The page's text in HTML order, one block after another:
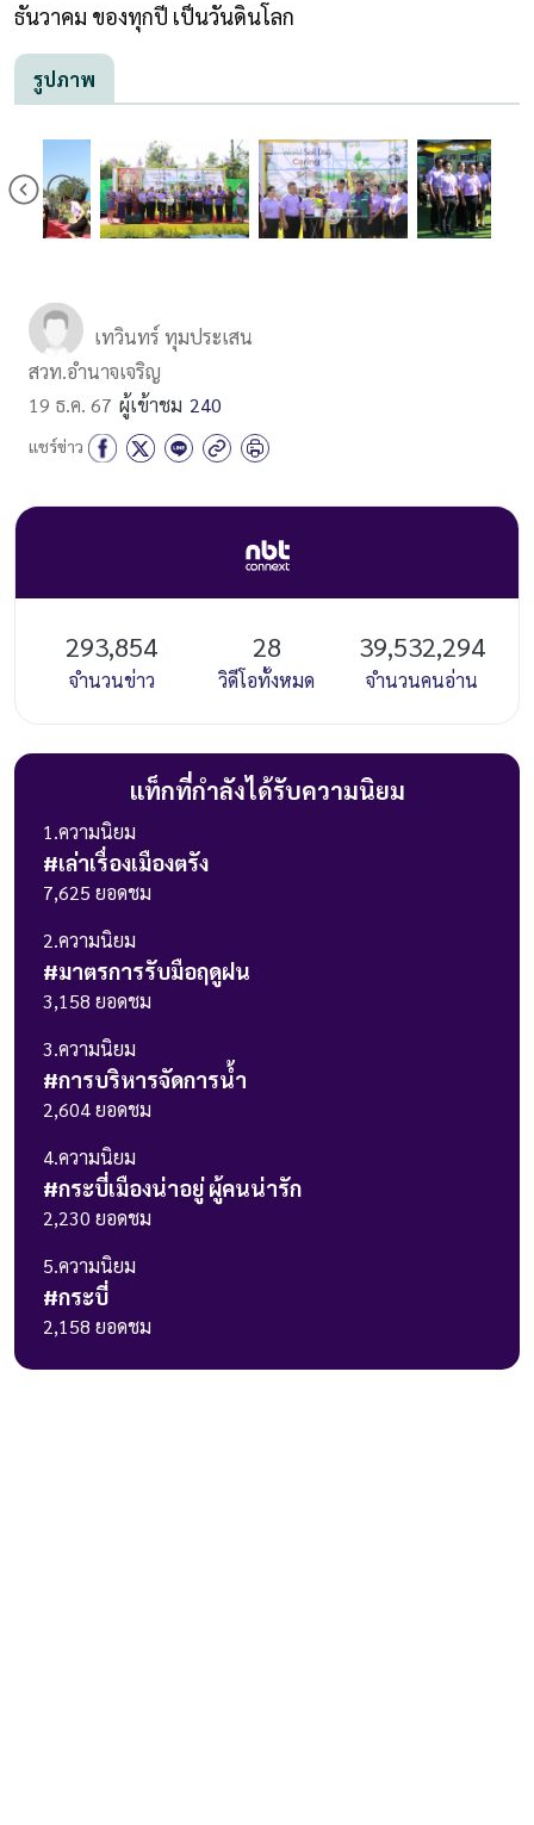
ธันวาคม ของทุกปี เป็นวันดินโลก
รูปภาพ
เทวินทร์ ทุมประเสน
สวท.อำนาจเจริญ
19 ธ.ค. 67 ผู้เข้าชม 240
แชร์ข่าว
293,854
จำนวนข่าว
28
วิดีโอทั้งหมด
39,532,294
จำนวนคนอ่าน
แท็กที่กำลังได้รับความนิยม
1 .ความนิยม
#เล่าเรื่องเมืองตรัง
7,625 ยอดชม
2.ความนิยม
#มาตรการรับมือฤดูฝน
3,158 ยอดชม
3.ความนิยม
#การบริหารจัดการน้ำ
2,604ยอดชม
4.ความนิยม
#กระบี่เมืองน่าอยู่ ผู้คนน่ารัก
2,230 ยอดชม
5.ความนิยม
#กระบี่
2,158 ยอดชม